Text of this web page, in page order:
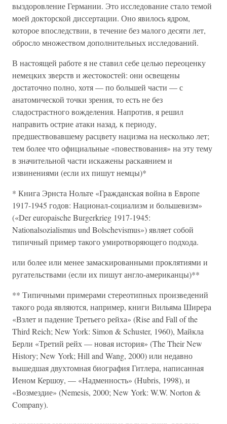
выздоровление Германии. Это исследование стало темой
моей докторской диссертации. Оно явилось ядром,
которое впоследствии, в течение без малого десяти лет,
обросло множеством дополнительных исследований.
В настоящей работе я не ставил себе целью переоценку
немецких зверств и жестокостей: они освещены
достаточно полно, хотя — по большей части — с
анатомической точки зрения, то есть не без
сладострастного вожделения. Напротив, я решил
направить острие атаки назад, к периоду,
предшествовавшему расцвету нацизма на несколько лет;
тем более что официальные «повествования» на эту тему
в значительной части искажены раскаянием и
извинениями (если их пишут немцы)*
* Книга Эрнста Нольте «Гражданская война в Европе
1917-1945 годов: Национал-социализм и большевизм»
(«Der europaische Burgerkrieg 1917-1945:
Nationalsozialismus und Bolschevismus») являет собой
типичный пример такого умиротворяющего подхода.
или более или менее замаскированными проклятиями и
ругательствами (если их пишут англо-американцы)**
** Типичными примерами стереотипных произведений
такого рода являются, например, книги Вильяма Ширера
«Взлет и падение Третьего рейха» (Rise and Fall of the
Third Reich; New York: Simon & Schuster, 1960), Майкла
Берли «Третий рейх — новая история» (The Their New
History; New York; Hill and Wang, 2000) или недавно
вышедшая двухтомная биография Гитлера, написанная
Иеном Кершоу, — «Надменность» (Hubris, 1998), и
«Возмездие» (Nemesis, 2000; New York: W.W. Norton &
Company).